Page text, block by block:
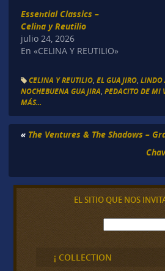
Essential Classics –
Celina y Reutilio
julio 24, 2026
En «CELINA Y REUTILIO»
CELINA Y REUTILIO, EL GUAJIRO, LINDO
NOCHEBUENA GUAJIRA PEDACITO DE MI
MÁS...
« The Ventures & The Shadows –
EL SITIO QUE NOS
B
u
c
a
¡ COLLECTION